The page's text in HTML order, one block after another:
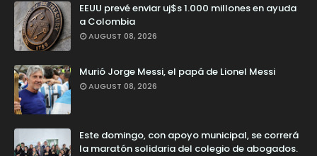
EEUU prevé enviar uj$s 1.000 millones en ayuda
a Colombia
AUGUST 08, 2026
Murió Jorge Messi, el papá de Lionel Messi
AUGUST 08, 2026
Este domingo, con apoyo municipal, se correrá
la maratón solidaria del colegio de abogados.